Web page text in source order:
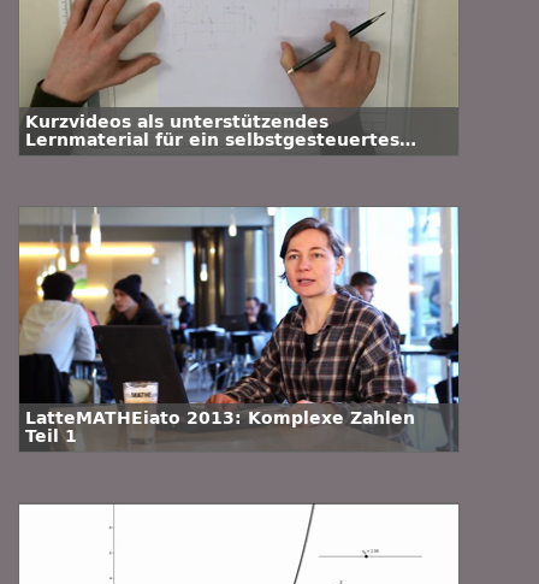
Kurzvideos als unterstützendes
Lernmaterial für ein selbstgesteuertes
Lernen im Fach Technisches Zeichnen an
LatteMATHEiato 2013: Komplexe Zahlen
Teil 1